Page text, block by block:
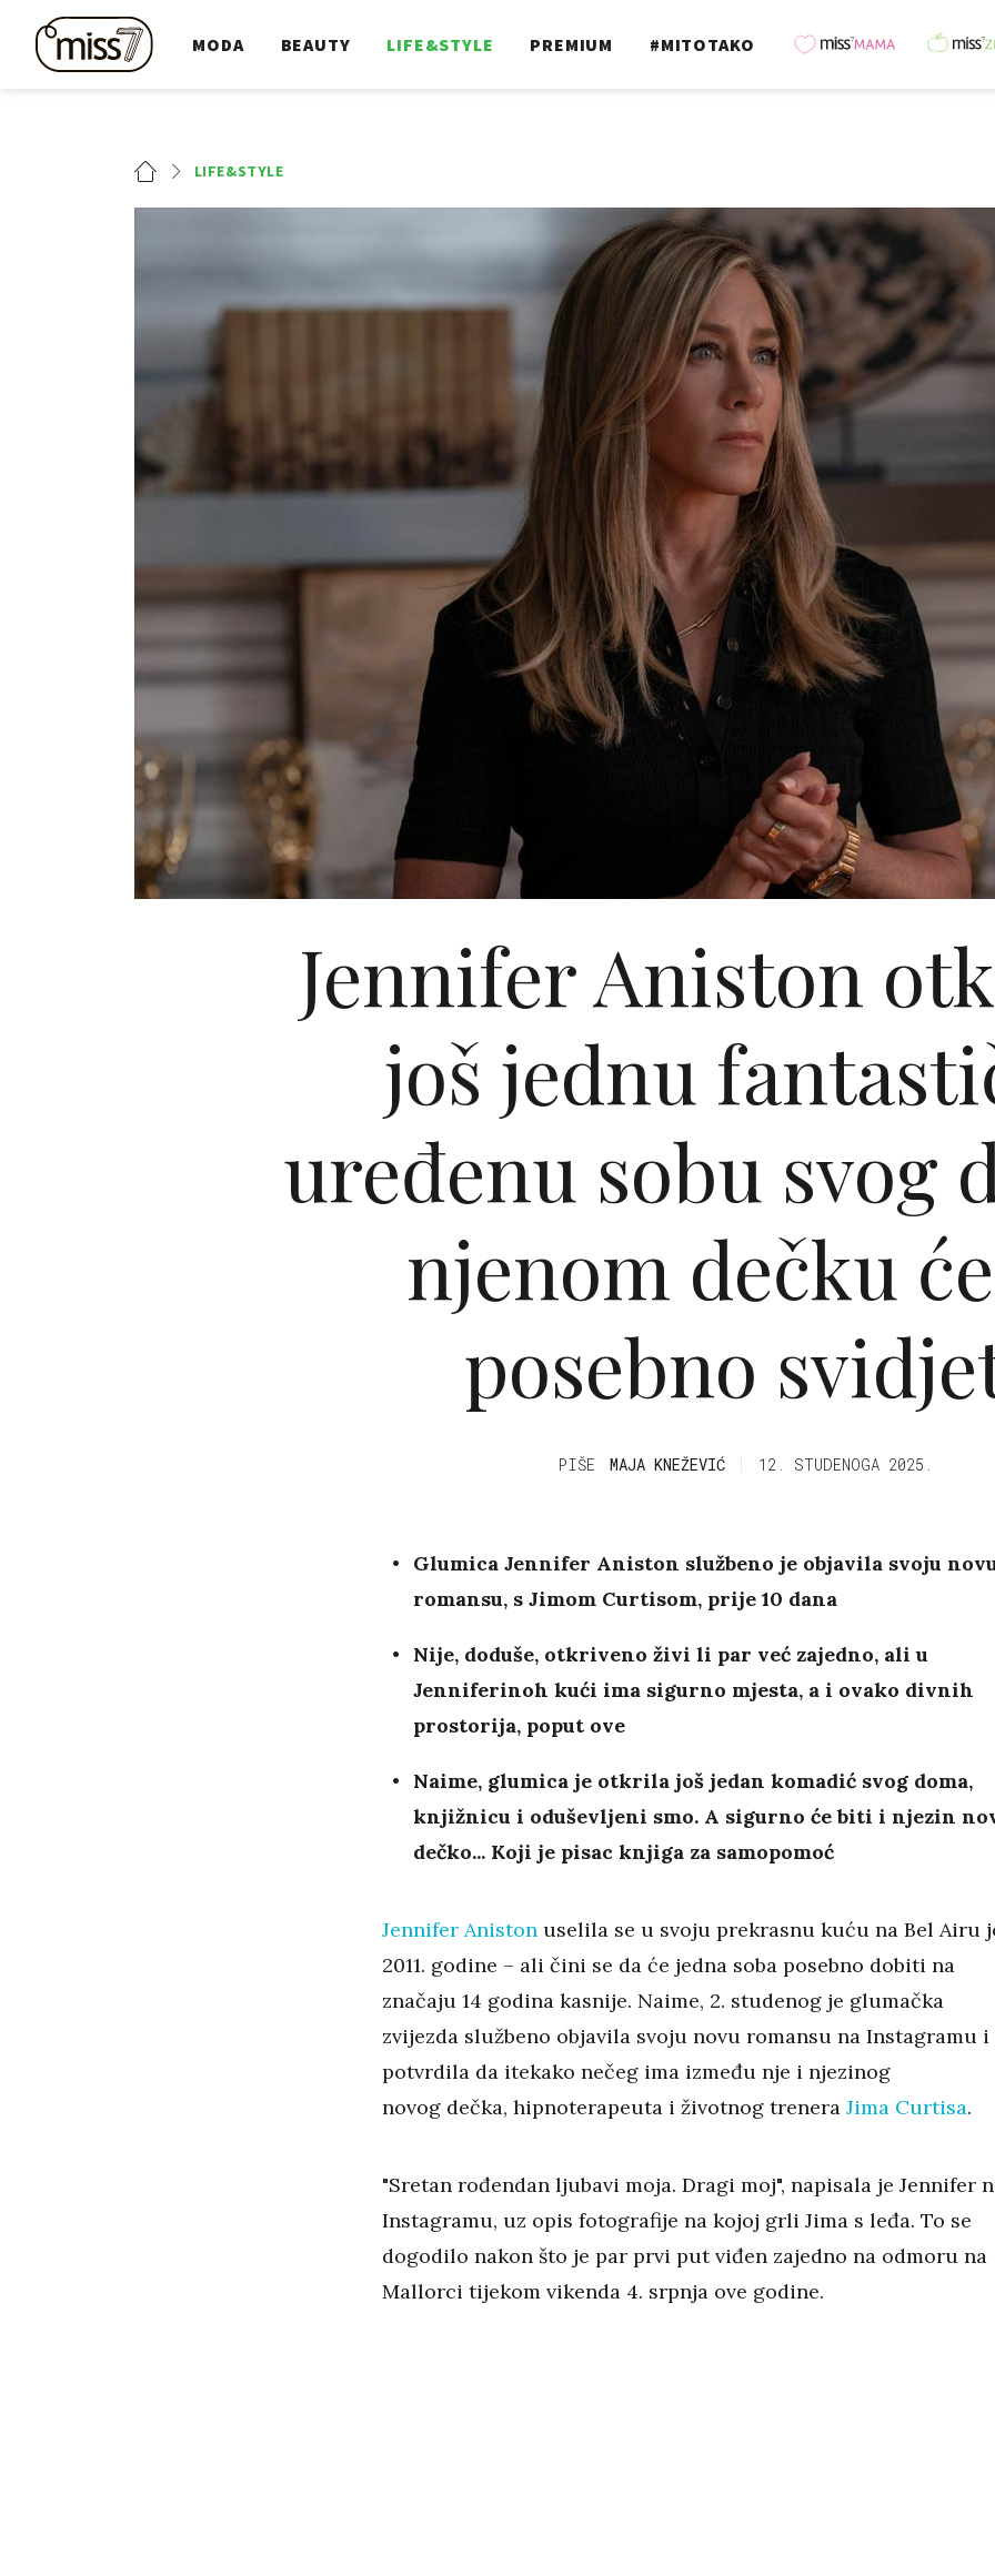
MODA BEAUTY LIFE&STYLE PREMIUM #MITOTAKO
LIFE&STYLE
Jennifer Aniston
još jednu
uređenu sobu svog
njenom dečku
posebno
PIŠE MAJA KNEŽEVIĆ 12. STUDENOGA 2025.
Glumica Jennifer Aniston službeno je objavila svoju
romansu, s Jimom Curtisom, prije 10 dana
Nije, doduše, otkriveno živi li par već zajedno, ali u
Jenniferinoh kući ima sigurno mjesta, a i ovako divnih
prostorija, poput ove
Naime, glumica je otkrila još jedan komadić svog doma,
knjižnicu i oduševljeni smo. A sigurno će biti i njezin
dečko... Koji je pisac knjiga za samopomoć
Jennifer Anistonuselila se u svoju prekrasnu kuću na Bel Airu
2011. godine – ali čini se da će jedna soba posebno dobiti na
značaju 14 godina kasnije. Naime, 2. studenog je glumačka
zvijezda službeno objavila svoju novu romansu na Instagramu i
potvrdila da itekako nečeg ima između nje i njezinog
novog dečka, hipnoterapeuta i životnog trenera Jima Curtisa.
"Sretan rođendan ljubavi moja. Dragi moj", napisala je Jennifer
Instagramu, uz opis fotografije na kojoj grli Jima s leđa. To se
dogodilo nakon što je par prvi put viđen zajedno na odmoru na
Mallorci tijekom vikenda 4. srpnja ove godine.